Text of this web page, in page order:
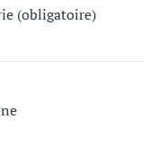
(obligatoire)